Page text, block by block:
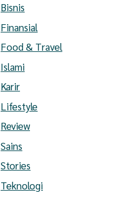
Bisnis
Finansial
Food & Travel
Islami
Karir
Lifestyle
Review
Sains
Stories
Teknologi